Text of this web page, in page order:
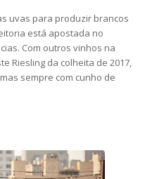
uvas para produzir brancos
está apostada no
Com outros vinhos na
Riesling da colheita de 2017,
sempre com cunho de